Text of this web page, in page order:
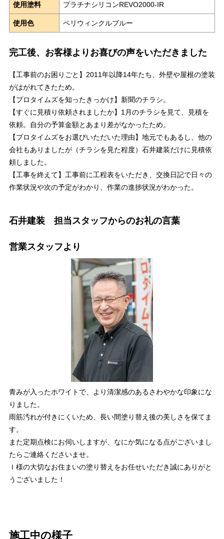
使用塗料 プラチナシリコンREVO2000-IR
使用色 ペリウィンクルブルー
完工後、お客様よりお喜びの声をいただきました
【工事前のお困りごと】2011年以降14年たち、外壁や屋根の塗装
がはがれてきたため。
【プロタイムズを知ったきっかけ】新聞のチラシ。
【すぐに見積り依頼されましたか】1月のチラシを見て、見積を
依頼。自分の予算金額とあまり差がなかったため。
【プロタイムズをお選びいただいた理由】地元でもあるし、他の
会社もありましたが（チラシを見た程度）石井建装だけに見積依
頼しました。
【工事を終えて】工事前に工程表をいただき、交換日記で日々の
作業状況や次の予定がわかり、作業の進捗状況がわかった。
石井建装 担当スタッフからのお礼の言葉
営業スタッフより
青みが入ったホワイトで、より清潔感のあるさわやかな印象にな
りました。
雨筋汚れが付きにくいため、長い間塗り替え後の美しさを保てま
す。
また定期点検にお伺いしますが、なにか気になる点がございまし
たらご連絡くださいませ。
Ｉ様の大切なお住まいの塗り替えをお任せいただき誠にありがと
うございました！
施工中の様子